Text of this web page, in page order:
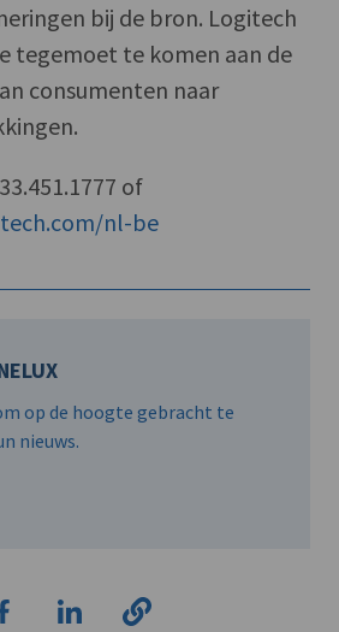
bij de bron. Logitech
tegemoet te komen aan de
consumenten naar
of
nl-be
op de hoogte gebracht te
nieuws.